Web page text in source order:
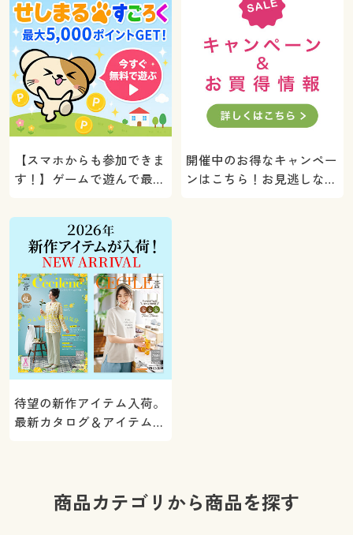
【スマホからも参加できま
す！】ゲームで遊んで最大
ト！
開催中のお得なキャンペー
ンはこちら！お見逃しな
待望の新作アイテム入荷。
最新カタログ＆アイテムを
商品カテゴリから商品を探す